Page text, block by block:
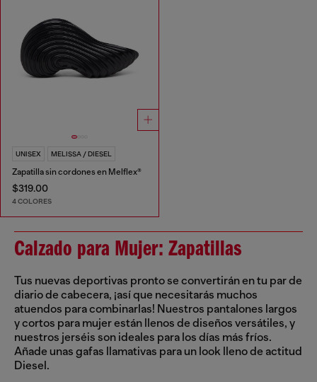
UNISEX MELISSA / DIESEL
Zapatilla sin cordones en Melflex®
$319.00
4 COLORES
Calzado para Mujer: Zapatillas
Tus nuevas deportivas pronto se convertirán en tu par de
diario de cabecera, ¡así que necesitarás muchos
atuendos para combinarlas! Nuestros pantalones largos
y cortos para mujer están llenos de diseños versátiles, y
nuestros jerséis son ideales para los días más fríos.
Añade unas gafas llamativas para un look lleno de actitud
Diesel.